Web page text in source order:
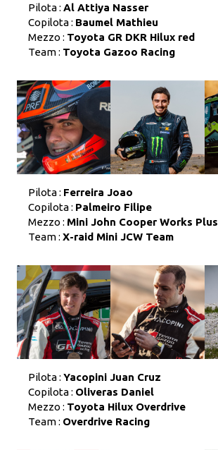
Pilota : Al Attiya Nasser
Copilota : Baumel Mathieu
Mezzo : Toyota GR DKR Hilux red
Team : Toyota Gazoo Racing
Pilota : Ferreira Joao
Copilota : Palmeiro Filipe
Mezzo : Mini John Cooper Works Plus
Team : X-raid Mini JCW Team
Pilota : Yacopini Juan Cruz
Copilota : Oliveras Daniel
Mezzo : Toyota Hilux Overdrive
Team : Overdrive Racing